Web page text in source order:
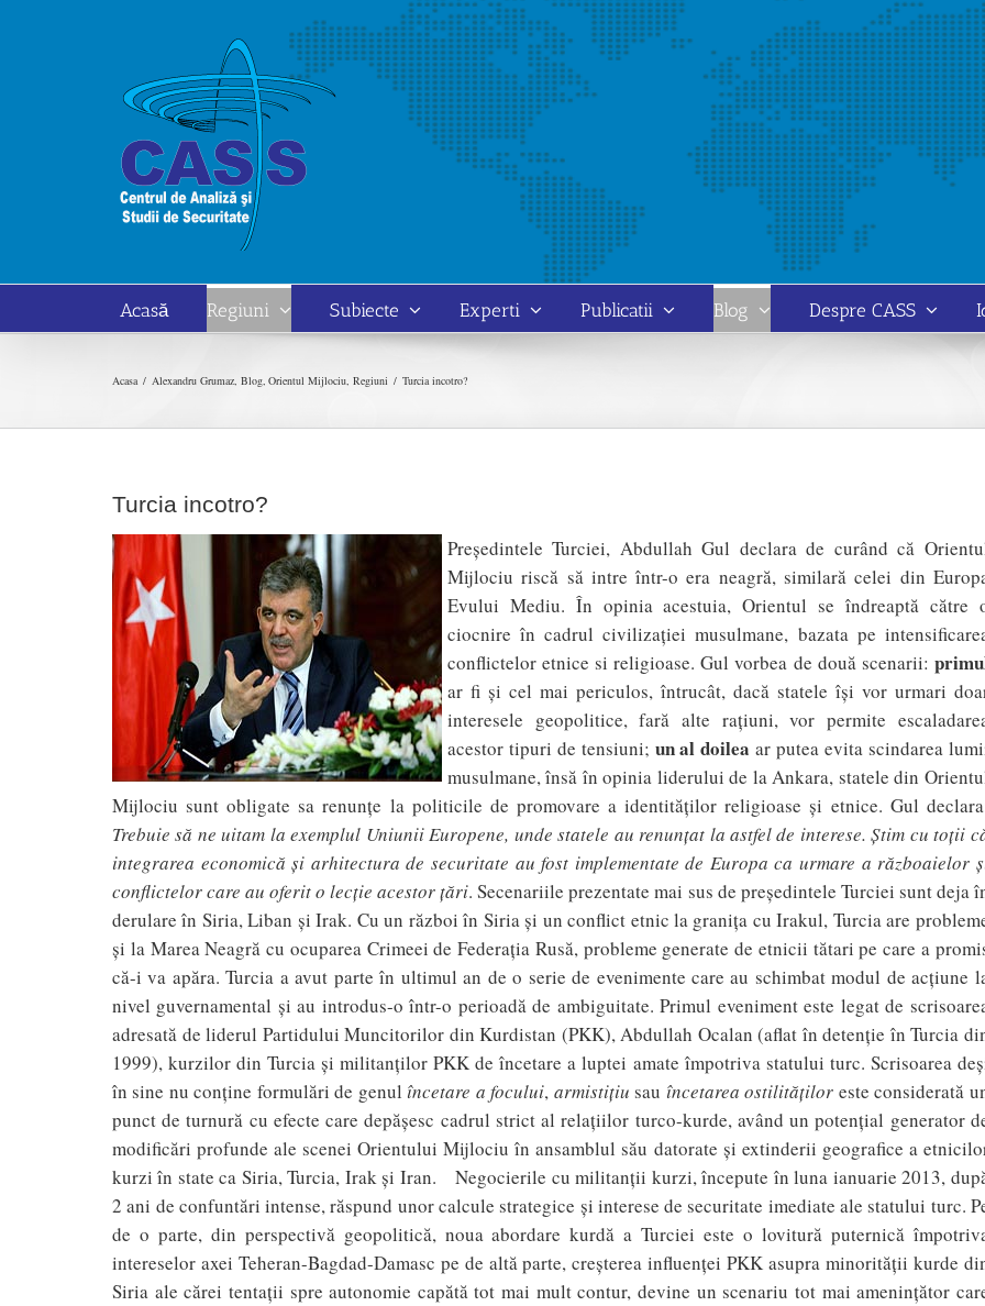
Acasă Regiuni Subiecte Experti Publicatii Blog Despre CASS
Acasa Alexandru Grumaz Blog Orientul Mijlociu Regiuni Turcia incotro?
Turcia incotro?
Președintele Turciei, Abdullah Gul declara de curând că
Mijlociu riscă să intre într-o era neagră, similară celei din
Evului Mediu. În opinia acestuia, Orientul se îndreaptă către
ciocnire în cadrul civilizației musulmane, bazata pe
conflictelor etnice si religioase. Gul vorbea de două scenarii:
ar fi și cel mai periculos, întrucât, dacă statele își vor urmari
interesele geopolitice, fară alte rațiuni, vor permite
acestor tipuri de tensiuni; un al doilea ar putea evita scindarea
musulmane, însă în opinia liderului de la Ankara, statele din
Mijlociu sunt obligate sa renunțe la politicile de promovare a identităților religioase și etnice. Gul
Trebuie să ne uitam la exemplul Uniunii Europene, unde statele au renunțat la astfel de interese. Știm cu toții
integrarea economică și arhitectura de securitate au fost implementate de Europa ca urmare a războaielor
conflictelor care au oferit o lecție acestor țări. Secenariile prezentate mai sus de președintele Turciei sunt deja
derulare în Siria, Liban și Irak. Cu un război în Siria și un conflict etnic la granița cu Irakul, Turcia are
și la Marea Neagră cu ocuparea Crimeei de Federația Rusă, probleme generate de etnicii tătari pe care a
că-i va apăra. Turcia a avut parte în ultimul an de o serie de evenimente care au schimbat modul de acțiune
nivel guvernamental și au introdus-o într-o perioadă de ambiguitate. Primul eveniment este legat de
adresată de liderul Partidului Muncitorilor din Kurdistan (PKK), Abdullah Ocalan (aflat în detenţie în Turcia
1999), kurzilor din Turcia şi militanţilor PKK de încetare a luptei amate împotriva statului turc. Scrisoarea
în sine nu conţine formulări de genul încetare a focului, armistiţiu sau încetarea ostilităţilor este considerată
punct de turnură cu efecte care depăşesc cadrul strict al relaţiilor turco-kurde, având un potenţial generator
modificări profunde ale scenei Orientului Mijlociu în ansamblul său datorate și extinderii geografice a
kurzi în state ca Siria, Turcia, Irak și Iran. Negocierile cu militanţii kurzi, începute în luna ianuarie 2013,
2 ani de confuntări intense, răspund unor calcule strategice şi interese de securitate imediate ale statului turc.
de o parte, din perspectivă geopolitică, noua abordare kurdă a Turciei este o lovitură puternică
intereselor axei Teheran-Bagdad-Damasc pe de altă parte, creşterea influenţei PKK asupra minorităţii kurde
Siria ale cărei tentaţii spre autonomie capătă tot mai mult contur, devine un scenariu tot mai ameninţător